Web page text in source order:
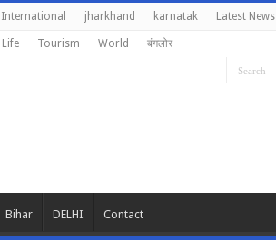
International jharkhand karnatak Latest News
Life Tourism World बंगलोर
Bihar DELHI Contact